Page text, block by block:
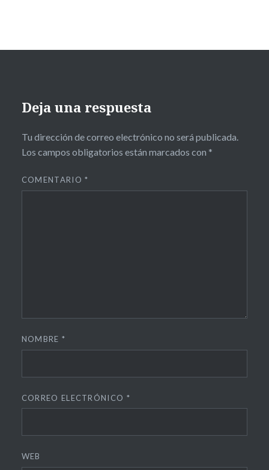
Deja una respuesta
Tu dirección de correo electrónico no será publicada.
Los campos obligatorios están marcados con *
COMENTARIO*
NOMBRE *
CORREO ELECTRÓNICO *
WEB